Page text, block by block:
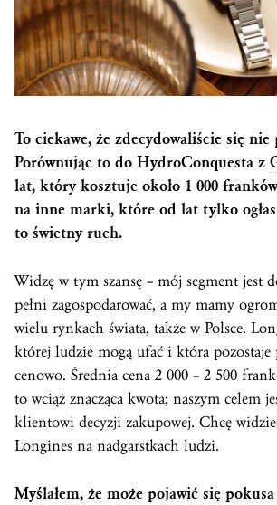
To ciekawe, że zdecydowaliście się nie
Porównując to do HydroConquesta z
lat, który kosztuje około 1 000
na inne marki, które od lat tylko
to świetny ruch.
Widzę w tym szansę – mój segment jest
pełni zagospodarować, a my mamy
wielu rynkach świata, także w Polsce.
której ludzie mogą ufać i która pozostaje
cenowo. Średnia cena 2 000 – 2 500
to wciąż znacząca kwota; naszym celem
klientowi decyzji zakupowej. Chcę
Longines na nadgarstkach ludzi.
Myślałem, że może pojawić się